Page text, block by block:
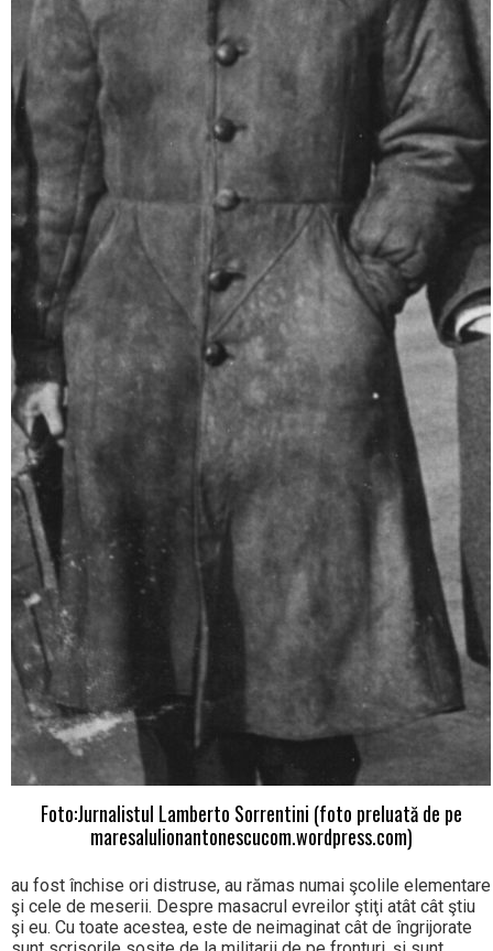
Foto:Jurnalistul Lamberto Sorrentini (foto preluată de pe
maresalulionantonescucom.wordpress.com)
au fost închise ori distruse, au rămas numai şcolile elementare
şi cele de meserii. Despre masacrul evreilor ştiţi atât cât ştiu
şi eu. Cu toate acestea, este de neimaginat cât de îngrijorate